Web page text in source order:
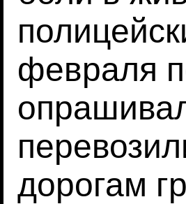
февраля
дорогам